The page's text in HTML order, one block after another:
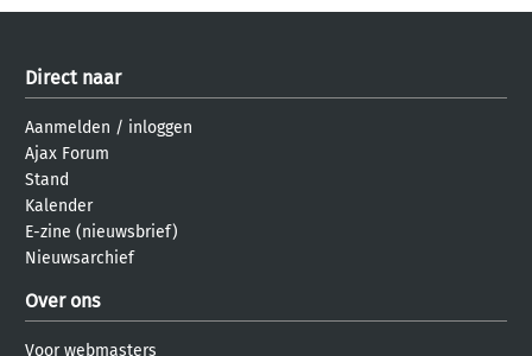
Direct naar
Aanmelden / inloggen
Ajax Forum
Stand
Kalender
E-zine (nieuwsbrief)
Nieuwsarchief
Over ons
Voor webmasters